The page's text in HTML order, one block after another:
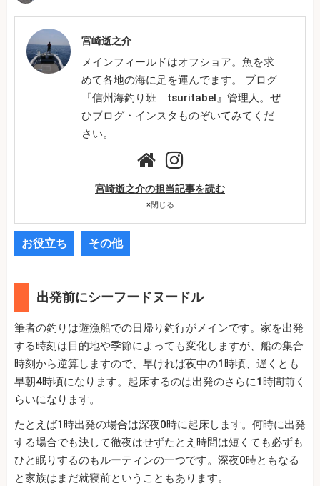
宮崎逝之介
メインフィールドはオフショア。魚を求
めて各地の海に足を運んでます。 ブログ
『信州海釣り班 tsuritabel』管理人。ぜ
ひブログ・インスタものぞいてみてくだ
さい。
宮崎逝之介の担当記事を読む
×閉じる
お役立ち その他
出発前にシーフードヌードル
筆者の釣りは遊漁船での日帰り釣行がメインです。家を出発
する時刻は目的地や季節によっても変化しますが、船の集合
時刻から逆算しますので、早ければ夜中の1時頃、遅くとも
早朝4時頃になります。起床するのは出発のさらに1時間前く
らいになります。
たとえば1時出発の場合は深夜0時に起床します。何時に出発
する場合でも決して徹夜はせずたとえ時間は短くても必ずも
ひと眠りするのもルーティンの一つです。深夜0時ともなる
と家族はまだ就寝前ということもあります。